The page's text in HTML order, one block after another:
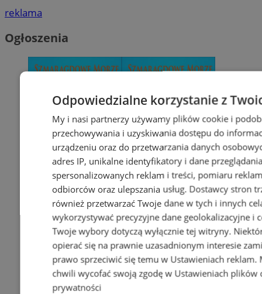
reklama
Ogłoszenia
Odpowiedzialne korzystanie z
My i nasi partnerzy używamy plików cookie i
przechowywania i uzyskiwania dostępu do
urządzeniu oraz do przetwarzania danych
adres IP, unikalne identyfikatory i dane
spersonalizowanych reklam i treści, pomiaru
odbiorców oraz ulepszania usług. Dostawcy stron
również przetwarzać Twoje dane w tych i innych
wykorzystywać precyzyjne dane geolokalizacyjne i
Twoje wybory dotyczą wyłącznie tej witryny.
opierać się na prawnie uzasadnionym interesie
prawo sprzeciwić się temu w Ustawieniach reklam.
chwili wycofać swoją zgodę w Ustawieniach plików
prywatności